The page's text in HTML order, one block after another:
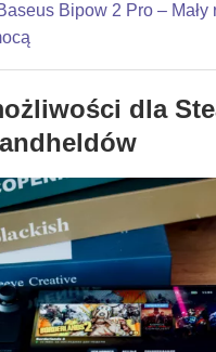
Bipow 2 Pro – Mały
dla